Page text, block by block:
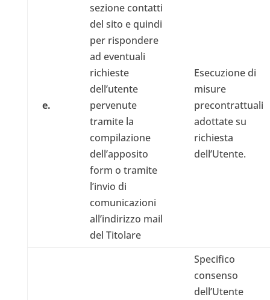
e.
sezione contatti
del sito e quindi
per rispondere
ad eventuali
richieste
dell’utente
pervenute
tramite la
compilazione
dell’apposito
form o tramite
l’invio di
comunicazioni
all’indirizzo mail
del Titolare
Esecuzione di
misure
precontrattuali
adottate su
richiesta
dell’Utente.
Specifico
consenso
dell’Utente